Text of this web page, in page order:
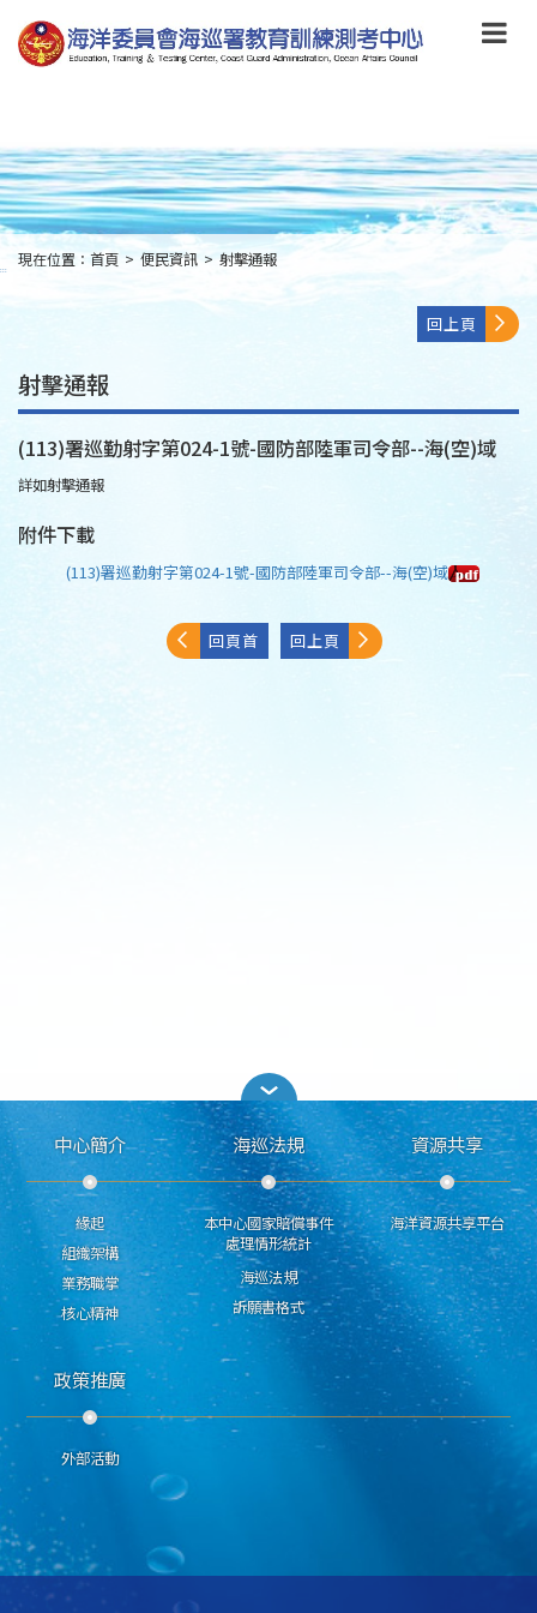
到
主
要
to
main
content
:::
現在位置： 首頁 > 便民資訊 > 射擊通報
回上頁
射擊通報
(113)署巡勤射字第024-1號-國防部陸軍司令部--海(空)域
詳如射擊通報
附件下載
(113)署巡勤射字第024-1號-國防部陸軍司令部--海(空)域
回頁首 回上頁
中心簡介
緣起
組織架構
業務職掌
核心精神
海巡法規
本中心國家賠償事件
處理情形統計
海巡法規
訴願書格式
資源共享
海洋資源共享平台
政策推廣
外部活動